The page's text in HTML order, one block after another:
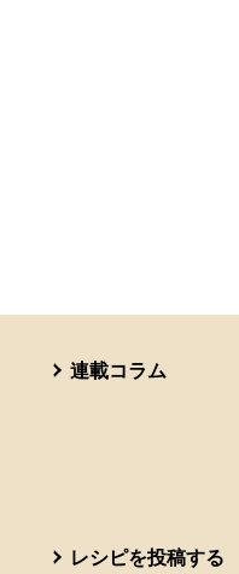
連載コラム
レシピを投稿する